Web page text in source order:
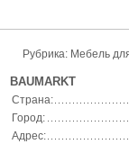
Рубрика: Мебель
BAUMARKT
Страна:
Город:
Адрес: